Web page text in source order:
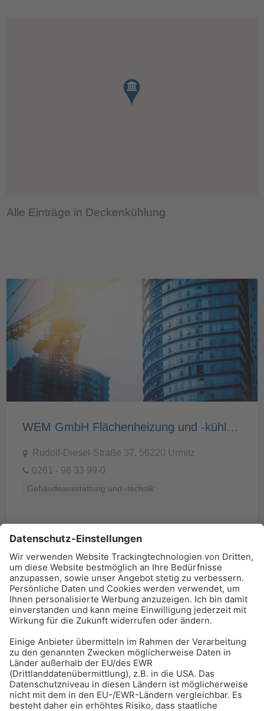
Alle Einträge in Deckenkühlung
WEM GmbH Flächenheizung und -kühlung
Rudolf-Diesel-Straße 37, 56220 Urmitz
0261 - 98 33 99-0
Gebäudeausstattung und -technik
BAU-Index Newsletter
Erhalten Sie regelmäßig Benachrichtigungen zu den
Zur Anmeldung
Meistgelesen:Bauwerksabdichtung